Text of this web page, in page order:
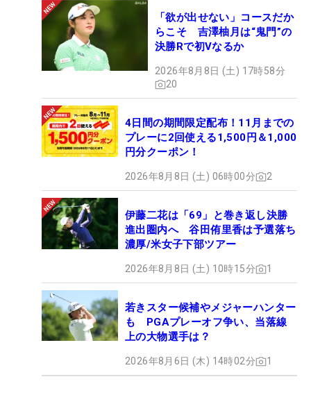
「欲が出せない」コースだか
らこそ 吉澤柚月は“鬼門”の
決勝Rで初Vなるか
2026年8月8日 (土) 17時58分
20
4日間の期間限定配布！11月までの
プレーに2回使える1,500円＆1,000
円分クーポン！
2026年8月8日 (土) 06時00分 2
伊藤二花は「69」と巻き返し決勝
進出圏内へ 谷田侑里香は予選落ち
濃厚/米女子下部ツアー
2026年8月8日 (土) 10時15分 1
若きスター候補やメジャーハンター
も PGAプレーオフ争い、当落線
上の大物選手は？
2026年8月6日 (木) 14時02分 1